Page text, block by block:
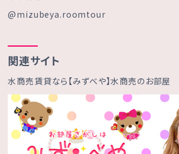
@mizubeya.roomtour
関連サイト
水商売賃貸なら【みずべや】水商売のお部屋